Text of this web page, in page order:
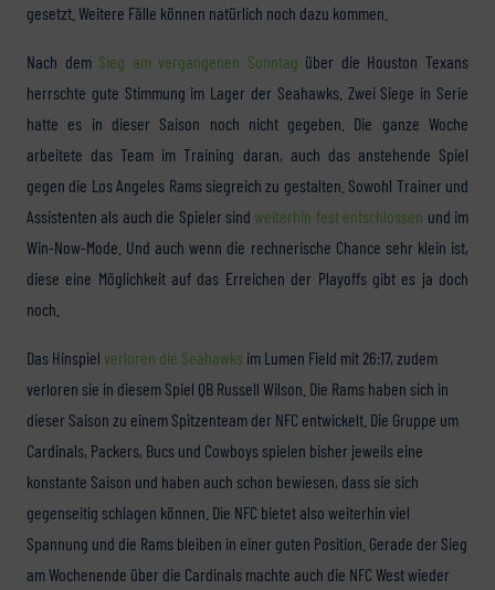
gesetzt. Weitere Fälle können natürlich noch dazu kommen.
Nach dem Sieg am vergangenen Sonntag über die Houston Texans
herrschte gute Stimmung im Lager der Seahawks. Zwei Siege in Serie
hatte es in dieser Saison noch nicht gegeben. Die ganze Woche
arbeitete das Team im Training daran, auch das anstehende Spiel
gegen die Los Angeles Rams siegreich zu gestalten. Sowohl Trainer und
Assistenten als auch die Spieler sindweiterhin fest entschlossen und im
Win-Now-Mode. Und auch wenn die rechnerische Chance sehr klein ist,
diese eine Möglichkeit auf das Erreichen der Playoffs gibt es ja doch
noch.
Das Hinspiel verloren die Seahawks im Lumen Field mit 26:17, zudem
verloren sie in diesem Spiel QB Russell Wilson. Die Rams haben sich in
dieser Saison zu einem Spitzenteam der NFC entwickelt. Die Gruppe um
Cardinals, Packers, Bucs und Cowboys spielen bisher jeweils eine
konstante Saison und haben auch schon bewiesen, dass sie sich
gegenseitig schlagen können. Die NFC bietet also weiterhin viel
Spannung und die Rams bleiben in einer guten Position. Gerade der Sieg
am Wochenende über die Cardinals machte auch die NFC West wieder